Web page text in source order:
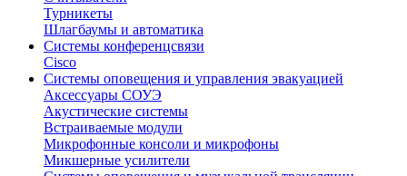
Турникеты
Шлагбаумы и автоматика
Системы конференцсвязи
Cisco
Системы оповещения и управления эвакуацией
Аксессуары СОУЭ
Акустические системы
Встраиваемые модули
Микрофонные консоли и микрофоны
Микшерные усилители